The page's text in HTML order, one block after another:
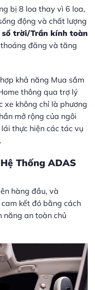
bị 8 loa thay vì 6 loa,
động và chất lượng
sổ trời/Trần kính toàn
đãng và tăng
khả năng Mua sắm
thông qua trợ lý
xe không chỉ là phương
mở rộng của ngôi
thực hiện các tác vụ
Thống ADAS
hàng đầu, và
kết đó bằng cách
năng an toàn chủ